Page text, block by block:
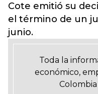
Cote emitió su
el término de un
junio.
Toda la
económico,